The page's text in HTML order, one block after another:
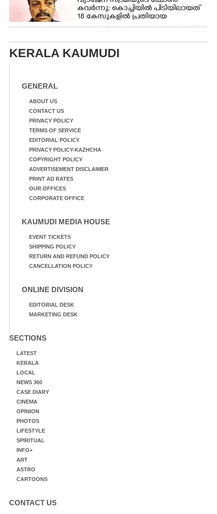
നിന്ന്എത്തിച്ച ബോട്ടും.
കവർന്നു: കൊച്ചിയിൽ പിടിയിലായത്
18 കേസുകളിൽ പ്രതിയായ
തട്ടിപ്പുവീരൻ
KERALA KAUMUDI
GENERAL
ABOUT US
CONTACT US
PRIVACY POLICY
TERMS OF SERVICE
EDITORIAL POLICY
PRIVACY POLICY-KAZHCHA
COPYRIGHT POLICY
ADVERTISEMENT DISCLAIMER
PRINT AD RATES
OUR OFFICES
CORPORATE OFFICE
KAUMUDI MEDIA HOUSE
EVENT TICKETS
SHIPPING POLICY
RETURN AND REFUND POLICY
CANCELLATION POLICY
ONLINE DIVISION
EDITORIAL DESK
MARKETING DESK
SECTIONS
LATEST
KERALA
LOCAL
NEWS 360
CASE DIARY
CINEMA
OPINION
PHOTOS
LIFESTYLE
SPIRITUAL
INFO+
ART
ASTRO
CARTOONS
CONTACT US